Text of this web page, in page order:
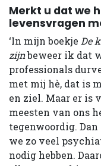
Merkt u dat we
levensvragen
‘In mijn boekje De
zijnbeweer ik dat
professionals
met mij hè, dat is
en ziel. Maar er is
meesten van ons
tegenwoordig.
we zo veel
nodig hebben.